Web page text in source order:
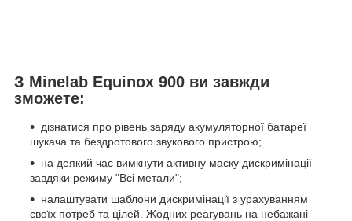
З Minelab Equinox 900 ви завжди
зможете:
дізнатися про рівень заряду акумуляторної батареї
шукача та бездротового звукового пристрою;
на деякий час вимкнути активну маску дискримінації
завдяки режиму "Всі метали";
налаштувати шаблони дискримінації з урахуванням
своїх потреб та цілей. Жодних реагувань на небажані